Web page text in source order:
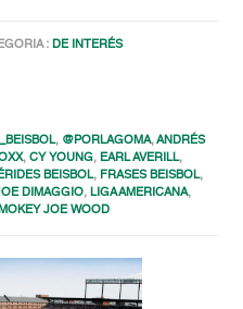
:DE INTERÉS
, @PORLAGOMA,ANDRÉS
,CY YOUNG, EARL AVERILL,
BEISBOL, FRASES BEISBOL,
DIMAGGIO,LIGA AMERICANA,
JOE WOOD